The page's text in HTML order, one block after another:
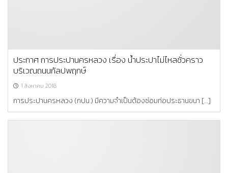
ประกาศ การประปานครหลวง เรื่อง น้ำประปาไม่ไหลชั่วคราว
บริเวณถนนกัลปพฤกษ์
1 สิงหาคม 2018
การประปานครหลวง (กปน.) มีความจำเป็นต้องซ่อมท่อประธานขนา […]